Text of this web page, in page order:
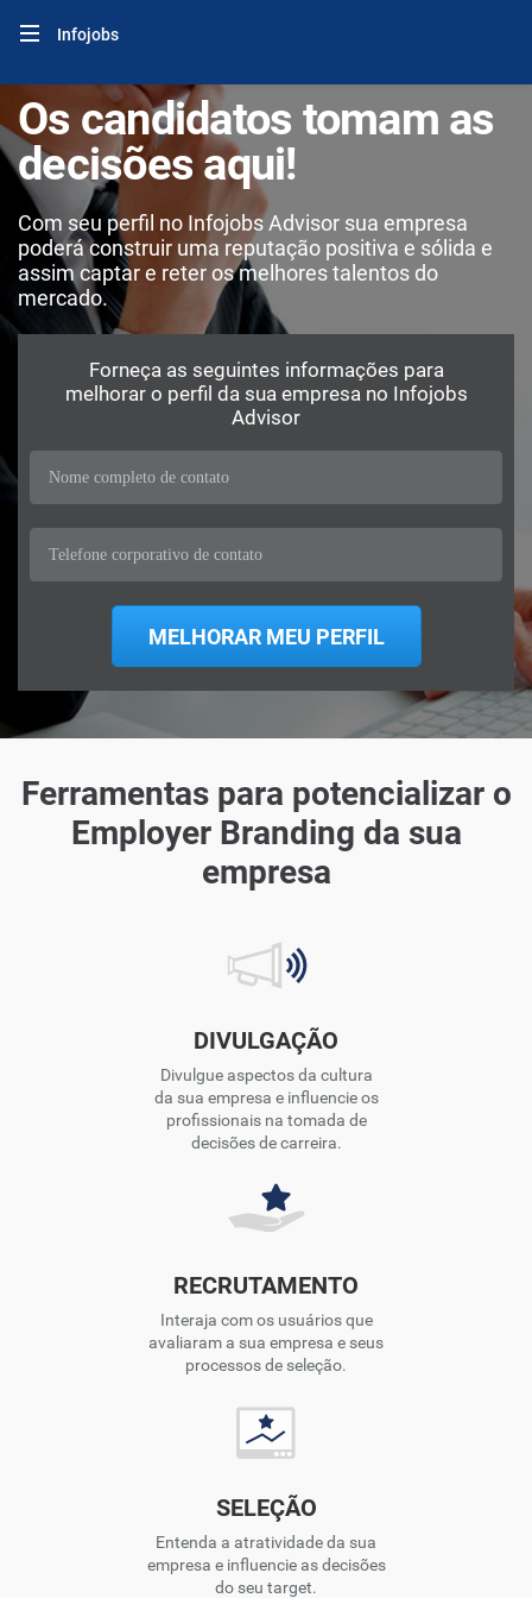
Infojobs
Os candidatos tomam as
decisões aqui!
Com seu perfil no Infojobs Advisor sua empresa
poderá construir uma reputação positiva e sólida e
assim captar e reter os melhores talentos do
mercado.
Forneça as seguintes informações para
melhorar o perfil da sua empresa no Infojobs
Advisor
Ferramentas para potencializar o
Employer Branding da sua
empresa
DIVULGAÇÃO
Divulgue aspectos da cultura
da sua empresa e influencie os
profissionais na tomada de
decisões de carreira.
RECRUTAMENTO
Interaja com os usuários que
avaliaram a sua empresa e seus
processos de seleção.
SELEÇÃO
Entenda a atratividade da sua
empresa e influencie as decisões
do seu target.